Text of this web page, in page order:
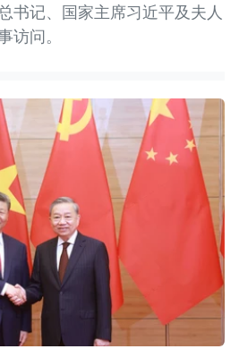
书记、国家主席习近平及夫人
访问。